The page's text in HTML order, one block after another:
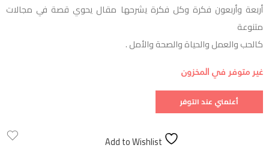
أربعة وأربعون فكرة وكل فكرة يشرحها مقال يحوي قصة في مجالات
متنوعة
كالحب والعمل والحياة والصحة والأمل .
غير متوفر في المخزون
Add to Wishlist